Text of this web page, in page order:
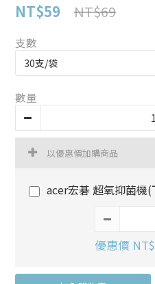
NT$69
NT$59
支數
數量
以優惠價加購商品
acer宏碁 超氧抑菌機
優惠價